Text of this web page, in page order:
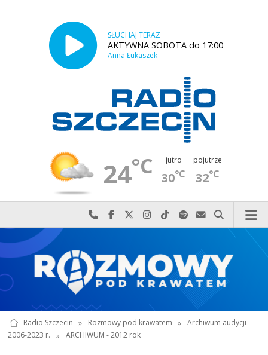
SŁUCHAJ TERAZ
AKTYWNA SOBOTA do 17:00
Anna Łukaszek
24°C jutro
30°C
pojutrze
32°C
Najlepiej po prostu do nas zadzwoń
Odwiedź nas na Facebook-u
Odwiedź nas na X
Odwiedź nas na Instagram-ie
Odwiedź nas na TikTok-u
Szukaj nas na Spotify
Wyślij do nas
Szukaj
Radio Szczecin » Rozmowy pod krawatem » Archiwum audycji
2006-2023 r.
» ARCHIWUM - 2012 rok